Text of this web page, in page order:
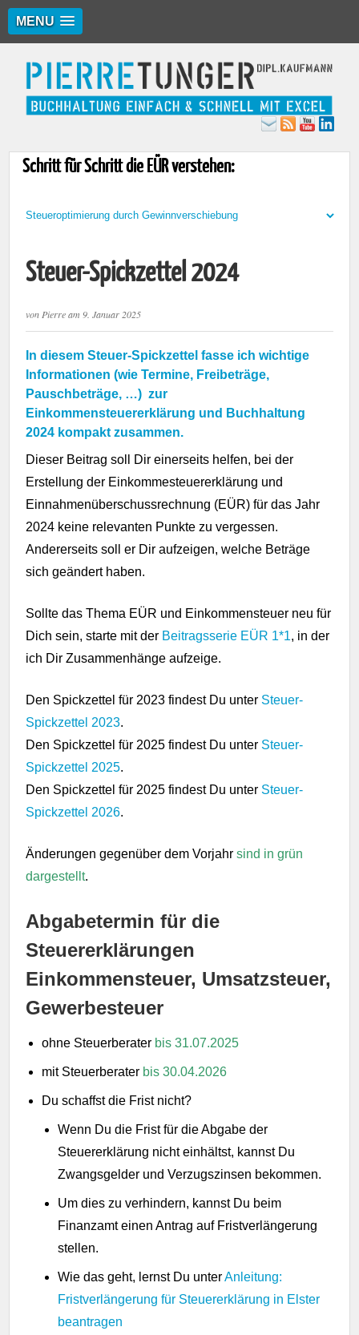
MENU
Schritt für Schritt die EÜR verstehen:
Steuer-Spickzettel 2024
von Pierream 9. Januar 2025
In diesem Steuer-Spickzettel fasse ich wichtige
Informationen (wie Termine, Freibeträge,
Pauschbeträge, …) zur
Einkommensteuererklärung und Buchhaltung
2024 kompakt zusammen.
Dieser Beitrag soll Dir einerseits helfen, bei der
Erstellung der Einkommesteuererklärung und
Einnahmenüberschussrechnung (EÜR) für das Jahr
2024 keine relevanten Punkte zu vergessen.
Andererseits soll er Dir aufzeigen, welche Beträge
sich geändert haben.
Sollte das Thema EÜR und Einkommensteuer neu für
Dich sein, starte mit der Beitragsserie EÜR 1*1, in der
ich Dir Zusammenhänge aufzeige.
Den Spickzettel für 2023 findest Du unter Steuer-
Spickzettel 2023.
Den Spickzettel für 2025 findest Du unter Steuer-
Spickzettel 2025.
Den Spickzettel für 2025 findest Du unter Steuer-
Spickzettel 2026.
Änderungen gegenüber dem Vorjahrsind in grün
dargestellt.
Abgabetermin für die
Steuererklärungen
Einkommensteuer, Umsatzsteuer,
Gewerbesteuer
ohne Steuerberater bis 31.07.2025
mit Steuerberater bis 30.04.2026
Du schaffst die Frist nicht?
Wenn Du die Frist für die Abgabe der
Steuererklärung nicht einhältst, kannst Du
Zwangsgelder und Verzugszinsen bekommen.
Um dies zu verhindern, kannst Du beim
Finanzamt einen Antrag auf Fristverlängerung
stellen.
Wie das geht, lernst Du unterAnleitung:
Fristverlängerung für Steuererklärung in Elster
beantragen